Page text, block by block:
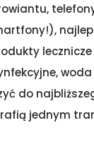
do
jednym